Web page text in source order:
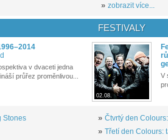
» zobrazit více...
v dvaceti jedna
průřez proměnlivou...
Stones
FESTIVALY
02.08.
V
» Čtvrtý den
» Třetí den Colours: